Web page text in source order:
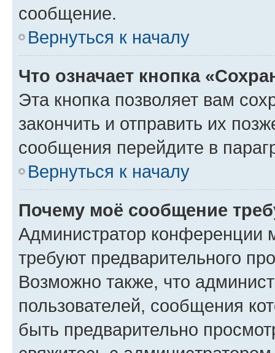
сообщение.
Вернуться к началу
Что означает кнопка
Эта кнопка позволяет вам
закончить и отправить их
сообщения перейдите в
Вернуться к началу
Почему моё сообщение
Администратор конференции
требуют предварительного
Возможно также, что
пользователей, сообщения
быть предварительно